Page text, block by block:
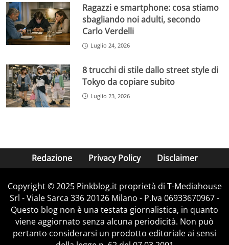
Ragazzi e smartphone: cosa stiamo
sbagliando noi adulti, secondo
Carlo Verdelli
Luglio 24, 2026
8 trucchi di stile dallo street style di
Tokyo da copiare subito
Luglio 23, 2026
Redazione Privacy Policy Disclaimer
Copyright © 2025 Pinkblog.it proprietà di T-Mediahouse
Srl - Viale Sarca 336 20126 Milano - P.Iva 06933670967 -
Questo blog non è una testata giornalistica, in quanto
viene aggiornato senza alcuna periodicità. Non può
pertanto considerarsi un prodotto editoriale ai sensi